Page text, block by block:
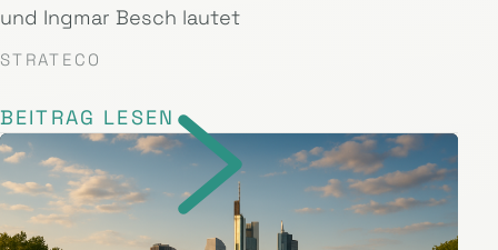
und Ingmar Besch lautet
STRATECO
BEITRAG LESEN